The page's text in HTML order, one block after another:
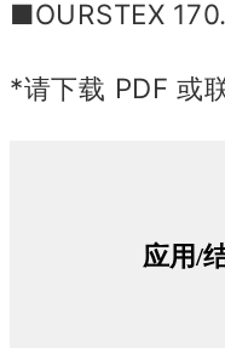
■OURSTEX
*请下载 PDF 或
应用/